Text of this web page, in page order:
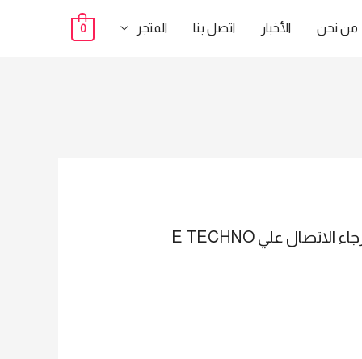
من نحن الأخبار اتصل بنا المتجر 0
افضل وارخص تيرن استايل هتلاقيه اكيد عندنا : TS 1011 لمزيد من التفاصيل و المعلومات برجاء الاتصال علي E TECHNO